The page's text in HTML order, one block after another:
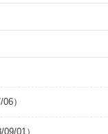
）
01）